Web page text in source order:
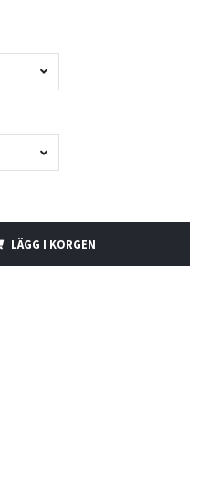
LÄGG I KORGEN